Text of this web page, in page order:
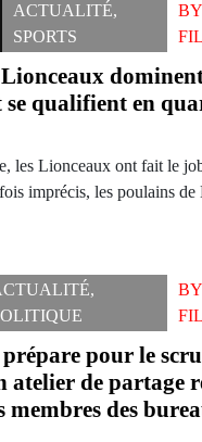
ACTUALITÉ,
SPORTS
qualifient en
les Lionceaux ont fait le
imprécis, les poulains
,
pour le
atelier de partage
membres des